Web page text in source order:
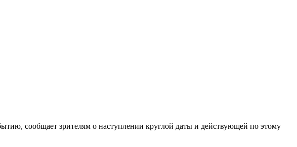
сообщает зрителям о наступлении круглой даты и действующей по этому